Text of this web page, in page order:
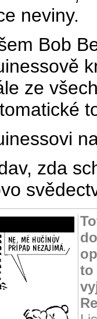
neviny.
Bob
ze
zda
to